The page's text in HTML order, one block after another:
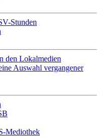
Stunden
den Lokalmedien
Auswahl vergangener
Mediothek